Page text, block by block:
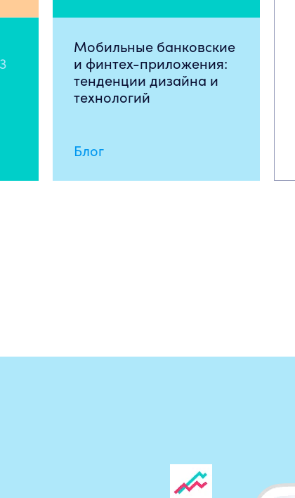
Мобильные банковские
и финтех-приложения:
тенденции дизайна и
технологий
Блог